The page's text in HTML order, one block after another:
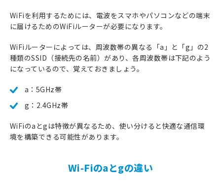
WiFiを利用するためには、電波をスマホやパソコンなどの端末
に届けるためのWiFiルーターが必要になります。
WiFiルーターによっては、周波数帯の異なる「a」と「g」の2
種類のSSID（接続先の名前）があり、各周波数帯は下記のよう
になっているので、覚えておきましょう。
a：5GHz帯
g：2.4GHz帯
WiFiのaとgは特徴が異なるため、使い分けると快適な通信環
境を構築できる可能性があります。
Wi-Fiのaとgの違い